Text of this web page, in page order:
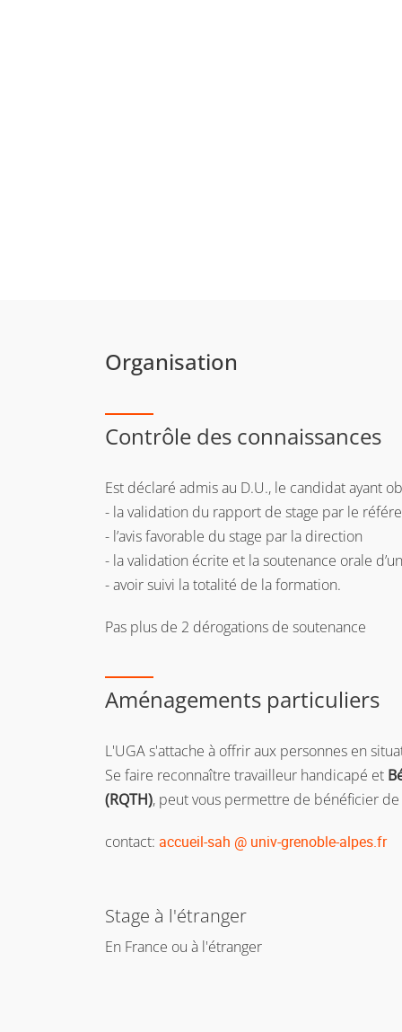
Organisation
Contrôle des connaissances
Est déclaré admis au D.U., le candidat ayant
- la validation du rapport de stage par le
- l’avis favorable du stage par la direction
- la validation écrite et la soutenance orale
- avoir suivi la totalité de la formation.
Pas plus de 2 dérogations de soutenance
Aménagements particuliers
L'UGA s'attache à offrir aux personnes en
Se faire reconnaître travailleur handicapé et
(RQTH), peut vous permettre de bénéficier
contact: accueil-sah @ univ-grenoble-alpes.fr
Stage à l'étranger
En France ou à l'étranger